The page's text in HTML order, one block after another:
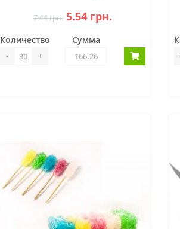
7.44 грн. 5.54 грн.
Количество
- +
Сумма